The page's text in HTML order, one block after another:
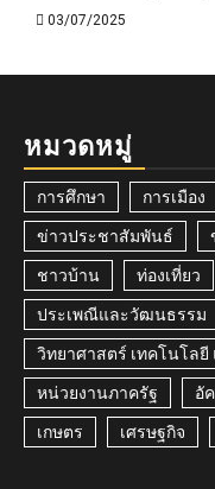
03/07/2025
หมวดหมู่
การศึกษา การเมือง
ข่าวประชาสัมพันธ์
ชาวบ้าน ท่องเที่ยว
ประเพณีและวัฒนธรรม
วิทยาศาสตร์ เทคโนโล
หน่วยงานภาครัฐ อั
เกษตร เศรษฐกิจ